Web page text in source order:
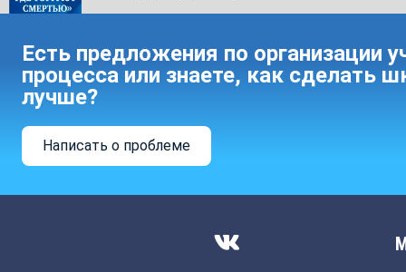
Есть предложения по организации
процесса или знаете, как сделать
лучше?
Написать о проблеме